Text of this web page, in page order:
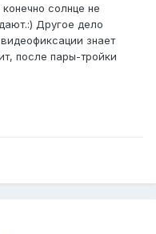
солнце не
Другое дело
знает
после пары-тройки